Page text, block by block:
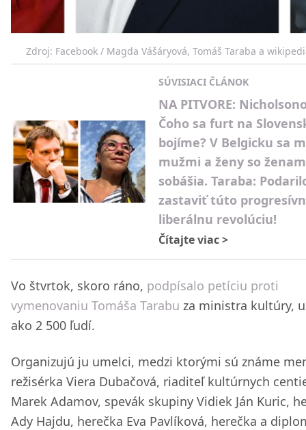
Zdroj: Facebook / Magda Vášáryová, Tomáš Taraba a
SÚVISIACI ČLÁNOK
NA PITVORE:
Čoho sa furt na
bojíme? V Belgicku sa
mužmi a ženy so
sobášia. Taraba:
zastaviť túto
liberálnu revolúciu!
Čítajte viac>
Vo štvrtok, skoro ráno, podpísalo petíciu proti
vymenovaniu Tomáša Tarabu za ministra kultúry,
ako 2 500 ľudí.
Organizujú ju umelci, medzi ktorými sú známe
režisérka Viera Dubačová, riaditeľ kultúrnych
Marek Adamov, spevák skupiny Vidiek Ján Kuric,
Ady Hajdu, herečka Eva Pavlíková, herečka a